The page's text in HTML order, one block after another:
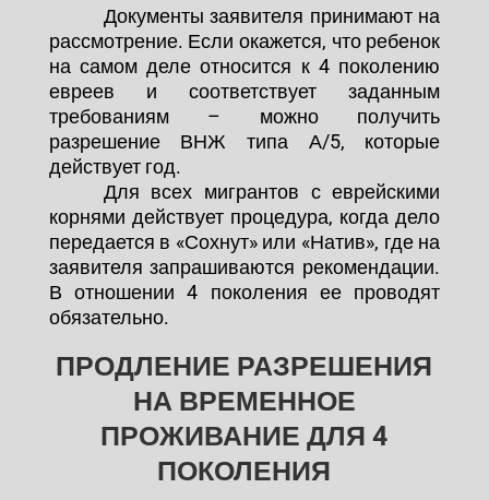
Документы заявителя принимают на
рассмотрение. Если окажется, что ребенок
на самом деле относится к 4 поколению
евреев и соответствует заданным
требованиям – можно получить
разрешение ВНЖ типа А/5, которые
действует год.
Для всех мигрантов с еврейскими
корнями действует процедура, когда дело
передается в «Сохнут» или «Натив», где на
заявителя запрашиваются рекомендации.
В отношении 4 поколения ее проводят
обязательно.
ПРОДЛЕНИЕ РАЗРЕШЕНИЯ
НА ВРЕМЕННОЕ
ПРОЖИВАНИЕ ДЛЯ 4
ПОКОЛЕНИЯ